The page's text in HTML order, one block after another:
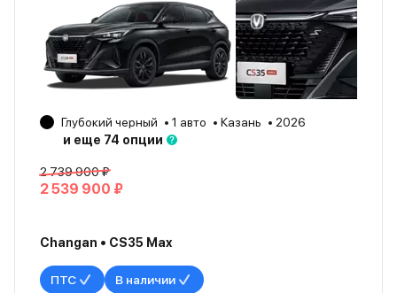
Глубокий черный 1 авто Казань
2026
и еще 74 опции
2 739 900 ₽
2 539 900 ₽
Changan • CS35 Max
ПТС В наличии